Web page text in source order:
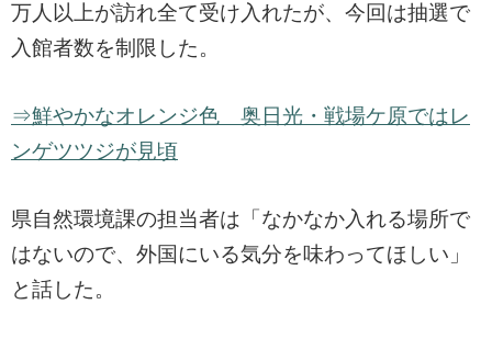
万人以上が訪れ全て受け入れたが、今回は抽選で
入館者数を制限した。
⇒鮮やかなオレンジ色 奥日光・戦場ケ原ではレ
ンゲツツジが見頃
県自然環境課の担当者は「なかなか入れる場所で
はないので、外国にいる気分を味わってほしい」
と話した。